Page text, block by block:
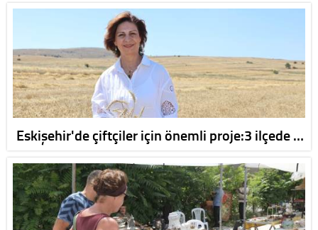
Eskişehir'de çiftçiler için önemli proje:3 ilçede …